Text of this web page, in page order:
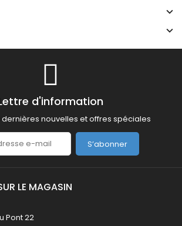
d'information
dernières nouvelles et offres spéciales
S’abonner
LE MAGASIN
Pont 22